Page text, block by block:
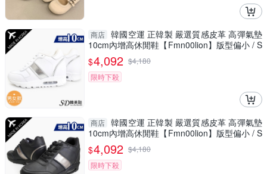
商店 韓國空運 正韓製 嚴選質感皮革 高彈氣墊
10cm內增高休閒鞋【Fmn00lion】版型偏小 / S
D韓美鞋
$4,092 $4,180
限時下殺
商店 韓國空運 正韓製 嚴選質感皮革 高彈氣墊
10cm內增高休閒鞋【Fmn00lion】版型偏小 / S
D韓美鞋
$4,092 $4,180
限時下殺